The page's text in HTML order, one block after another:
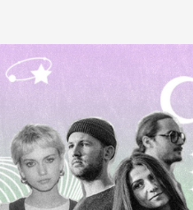
springen